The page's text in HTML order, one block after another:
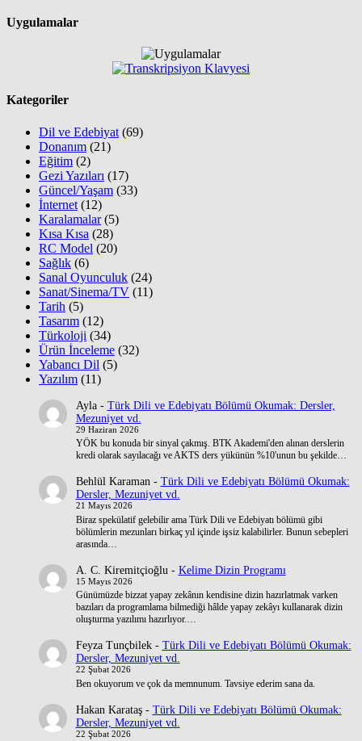
Uygulamalar
Kategoriler
Dil ve Edebiyat (69)
Donanım (21)
Eğitim (2)
Gezi Yazıları (17)
Güncel/Yaşam (33)
İnternet (12)
Karalamalar(5)
Kısa Kısa (28)
RC Model (20)
Sağlık (6)
Sanal Oyunculuk (24)
Sanat/Sinema/TV (11)
Tarih (5)
Tasarım (12)
Türkoloji (34)
Ürün İnceleme (32)
Yabancı Dil (5)
Yazılım (11)
Ayla- Türk Dili ve Edebiyatı Bölümü Okumak: Dersler,
Mezuniyet vd.
29 Haziran 2026
YÖK bu konuda bir sinyal çakmış. BTK Akademi'den alınan derslerin
kredi olarak sayılacağı ve AKTS ders yükünün %10'unun bu şekilde…
Behlül Karaman- Türk Dili ve Edebiyatı Bölümü Okumak:
Dersler, Mezuniyet vd.
21 Mayıs 2026
Biraz spekülatif gelebilir ama Türk Dili ve Edebiyatı bölümü gibi
bölümlerin mezunları birkaç yıl içinde işsiz kalabilirler. Bunun sebepleri
arasında…
A. C. Kiremitçioğlu - Kelime Dizin Programı
15 Mayıs 2026
Günümüzde bizzat yapay zekânın kendisine dizin hazırlatmak varken
bazıları da programlama bilmediği hâlde yapay zekâyı kullanarak dizin
oluşturma yazılımı hazırlıyor.…
Feyza Tunçbilek- Türk Dili ve Edebiyatı Bölümü Okumak:
Dersler, Mezuniyet vd.
22 Şubat 2026
Ben okuyorum ve çok da memnunum. Tavsiye ederim sana da.
Hakan Karataş- Türk Dili ve Edebiyatı Bölümü Okumak:
Dersler, Mezuniyet vd.
22 Şubat 2026